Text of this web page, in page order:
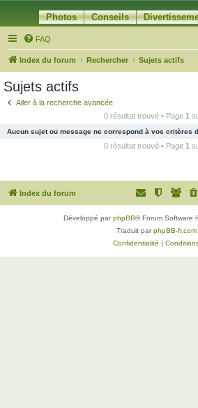
Photos Conseils
FAQ
Index du forum Rechercher Sujets actifs
Sujets actifs
Aller à la recherche avancée
0 résultat trouvé • Page 1
Aucun sujet ou message ne correspond à vos critères
0 résultat trouvé • Page 1
Index du forum
Développé parphpBB® Forum Software
Traduit parphpBB-fr.com
Confidentialité |